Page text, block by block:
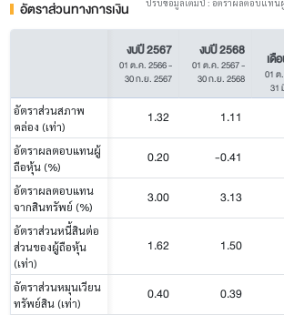
อัตราส่วนทางการเงิน
งบปี 2567
01 ต.ค. 2566-
30 ก.ย. 2567
งบปี 2568
01 ต.ค. 2567-
30 ก.ย. 2568
เดื
01 ต
31
อัตราส่วนสภาพ
คล่อง (เท่า)
1.32 1.11
อัตราผลตอบแทนผู้
ถือหุ้น (%)
0.20 -0.41
อัตราผลตอบแทน
จากสินทรัพย์ (%)
3.00 3.13
อัตราส่วนหนี้สินต่อ
ส่วนของผู้ถือหุ้น
(เท่า)
1.62 1.50
อัตราส่วนหมุนเวียน
ทรัพย์สิน (เท่า)
0.40 0.39